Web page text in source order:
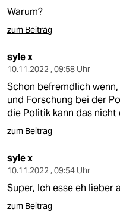
Warum?
zum Beitrag
syle x
10.11.2022 , 09:58 Uhr
Schon befremdlich
und Forschung bei der
die Politik kann das nicht
zum Beitrag
syle x
10.11.2022 , 09:54 Uhr
Super, Ich esse eh lieber
zum Beitrag